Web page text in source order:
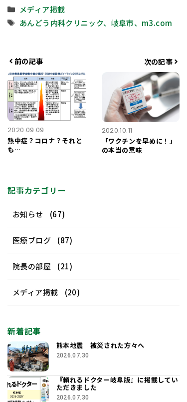
カ
テ
ゴ
メディア掲載
タ
あんどう内科クリニック、岐阜市、m3.com
前の記事
2020.09.09
熱中症？コロナ？それと
も…
次の記事
2020.10.11
「ワクチンを早めに！」
の本当の意味
記事カテゴリー
お知らせ (67)
医療ブログ (87)
院長の部屋 (21)
メディア掲載 (20)
新着記事
熊本地震 被災された方々へ
2026.07.30
『頼れるドクター岐阜版』に掲載してい
ただきました
2026.07.30